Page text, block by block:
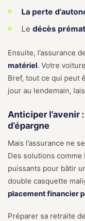
La perte
Le décès
Ensuite, l’assurance
matériel. Votre
Bref, tout ce qui peut
jour au lendemain,
Anticiper l’avenir
d’épargne
Mais l’assurance ne
Des solutions comme
puissants pour bâtir
double casquette
placement financier
Préparer sa retraite